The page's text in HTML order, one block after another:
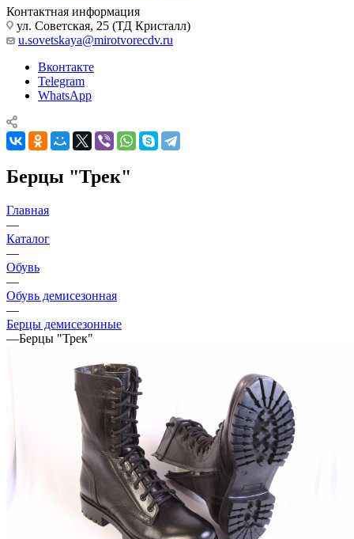
Контактная информация
ул. Советская, 25 (ТД Кристалл)
u.sovetskaya@mirotvorecdv.ru
Вконтакте
Telegram
WhatsApp
Берцы "Трек"
Главная
—
Каталог
—
Обувь
—
Обувь демисезонная
—
Берцы демисезонные
—Берцы "Трек"